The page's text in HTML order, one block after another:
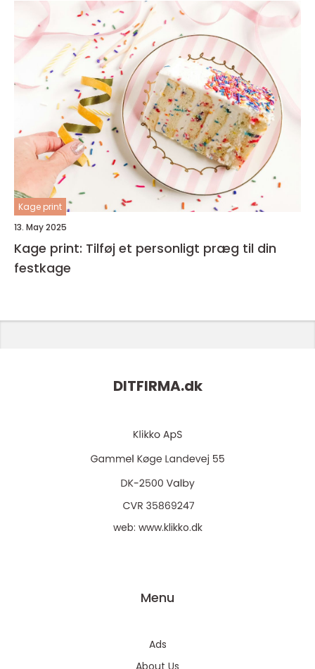
Kage print
13. May 2025
Kage print: Tilføj et personligt præg til din
festkage
DITFIRMA.dk
web: www.klikko.dk
Menu
Ads
About Us